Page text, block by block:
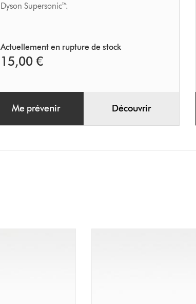
Dyson Supersonic™.
Actuellement en rupture de stock
15,00 €
Me prévenir Découvrir